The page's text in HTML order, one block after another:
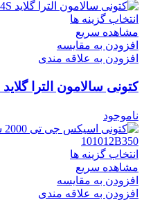
انتخاب گزینه ها
مشاهده سریع
افزودن به مقایسه
افزودن به علاقه مندی
ناموجود
انتخاب گزینه ها
مشاهده سریع
افزودن به مقایسه
افزودن به علاقه مندی